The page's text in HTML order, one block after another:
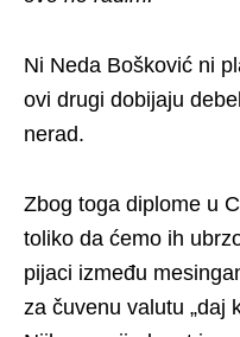
Ni Neda Bošković ni
ovi drugi dobijaju
nerad.
Zbog toga diplome u
toliko da ćemo ih
pijaci između
za čuvenu valutu „daj